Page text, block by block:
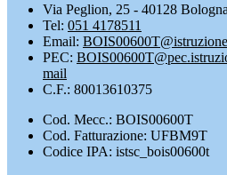
Via Peglion, 25 - 40128
Tel: 051 4178511
Email:
PEC:
mail
C.F.: 80013610375
Cod. Mecc.: BOIS00600T
Cod. Fatturazione: UFBM9T
Codice IPA: istsc_bois00600t